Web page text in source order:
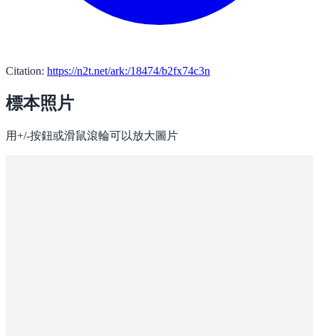
Citation: https://n2t.net/ark:/18474/b2fx74c3n
標本照片
用+/-按鈕或滑鼠滾輪可以放大圖片